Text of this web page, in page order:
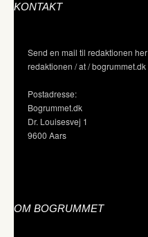
KONTAKT
Send en mail til redaktionen her
redaktionen / at / bogrummet.dk
Postadresse:
Bogrummet.dk
Dr. Louisesvej 1
9600 Aars
OM BOGRUMMET